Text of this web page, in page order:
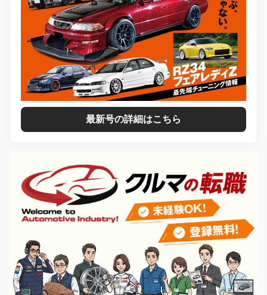
最新号の詳細はこちら